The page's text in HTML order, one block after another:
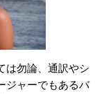
は勿論、通訳やシ
ジャーでもあるバ